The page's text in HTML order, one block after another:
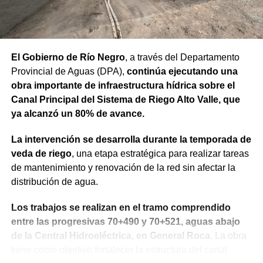
Finalmente, el mandatario aseveró que “el rumbo está
claro y genera confianza, ahora el desafío es seguir
beneficios de estas inversiones”.
Weretilneck estuvo acompañado por los ministros de
Desarrollo Económico y Productivo, Carlos Banacloy; de
Salud, Demetrio Thalasselis y de Hacienda, Gabriel
Provincial de Coordinación y Ejecución del
Financiamiento Externo (UPCEFE), Martín Camiña.
Los proyectos
El programa reúne cinco proyectos estratégicos. En
Guardia Mitre se construirán 85 km de nueva red eléctrica
El Gobierno de Río Negro, a través del Departamento
Provincial de Aguas (DPA), continúa ejecutando una
obra importante de infraestructura hídrica sobre el
Canal Principal del Sistema de Riego Alto Valle, que
ya alcanzó un 80% de avance.
La intervención se desarrolla durante la temporada de
veda de riego, una etapa estratégica para realizar tareas
de mantenimiento y renovación de la red sin afectar la
distribución de agua.
Los trabajos se realizan en el tramo comprendido
entre las progresivas 70+490 y 70+521, aguas abajo
de la Central Hidroeléctrica, en General Roca.
La obra